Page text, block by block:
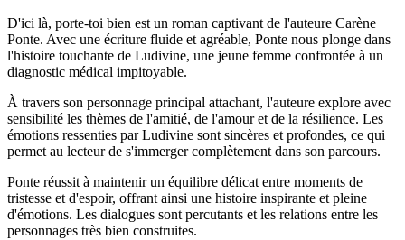
D'ici là, porte-toi bien est un roman captivant de l'auteure Carène
Ponte. Avec une écriture fluide et agréable, Ponte nous plonge dans
l'histoire touchante de Ludivine, une jeune femme confrontée à un
diagnostic médical impitoyable.
À travers son personnage principal attachant, l'auteure explore avec
sensibilité les thèmes de l'amitié, de l'amour et de la résilience. Les
émotions ressenties par Ludivine sont sincères et profondes, ce qui
permet au lecteur de s'immerger complètement dans son parcours.
Ponte réussit à maintenir un équilibre délicat entre moments de
tristesse et d'espoir, offrant ainsi une histoire inspirante et pleine
d'émotions. Les dialogues sont percutants et les relations entre les
personnages très bien construites.